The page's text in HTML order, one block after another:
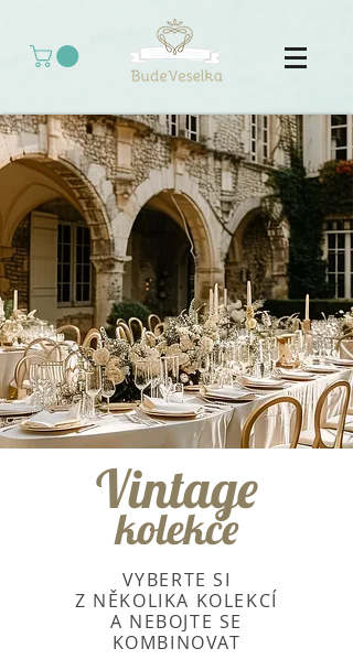
Vintage
kolekce
VYBERTE SI
Z NĚKOLIKA KOLEKCÍ
A NEBOJTE SE
KOMBINOVAT